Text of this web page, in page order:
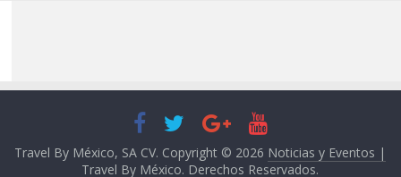
Travel By México, SA CV. Copyright © 2026 Noticias y Eventos |
Travel By México. Derechos Reservados.